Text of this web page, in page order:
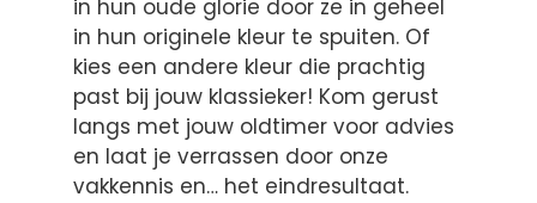
in hun oude glorie door ze in geheel
in hun originele kleur te spuiten. Of
kies een andere kleur die prachtig
past bij jouw klassieker! Kom gerust
langs met jouw oldtimer voor advies
en laat je verrassen door onze
vakkennis en… het eindresultaat.